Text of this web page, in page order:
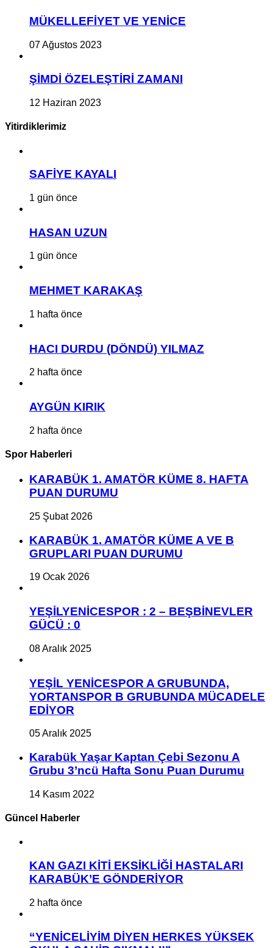
MÜKELLEFİYET VE YENİCE
07 Ağustos 2023
ŞİMDİ ÖZELEŞTİRİ ZAMANI
12 Haziran 2023
Yitirdiklerimiz
SAFİYE KAYALI
1 gün önce
HASAN UZUN
1 gün önce
MEHMET KARAKAŞ
1 hafta önce
HACI DURDU (DÖNDÜ) YILMAZ
2 hafta önce
AYGÜN KIRIK
2 hafta önce
Spor Haberleri
KARABÜK 1. AMATÖR KÜME 8. HAFTA
PUAN DURUMU
25 Şubat 2026
KARABÜK 1. AMATÖR KÜME A VE B
GRUPLARI PUAN DURUMU
19 Ocak 2026
YEŞİLYENİCESPOR : 2 – BEŞBİNEVLER
GÜCÜ : 0
08 Aralık 2025
YEŞİL YENİCESPOR A GRUBUNDA,
YORTANSPOR B GRUBUNDA MÜCADELE
EDİYOR
05 Aralık 2025
Karabük Yaşar Kaptan Çebi Sezonu A
Grubu 3’ncü Hafta Sonu Puan Durumu
14 Kasım 2022
Güncel Haberler
KAN GAZI KİTİ EKSİKLİĞİ HASTALARI
KARABÜK’E GÖNDERİYOR
2 hafta önce
“YENİCELİYİM DİYEN HERKES YÜKSEK